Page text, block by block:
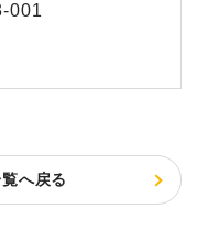
001
へ戻る